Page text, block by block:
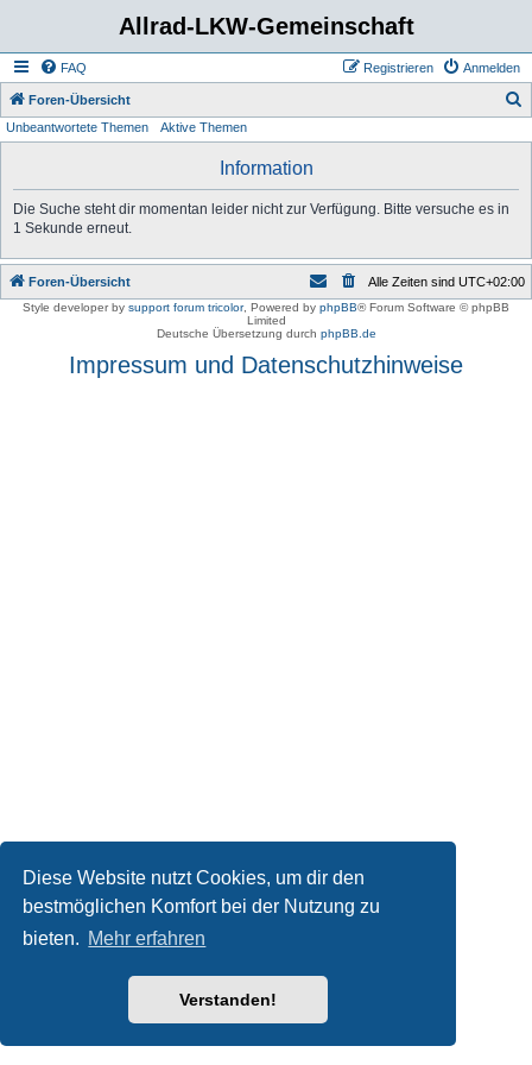
Diese Website nutzt Cookies, um dir den
bestmöglichen Komfort bei der Nutzung zu
bieten. Mehr erfahren
Verstanden!
Allrad-LKW-Gemeinschaft
FAQ Anmelden
Registrieren
Foren-Übersicht
Unbeantwortete Themen Aktive Themen
Information
Die Suche steht dir momentan leider nicht zur Verfügung. Bitte versuche es in
1 Sekunde erneut.
Foren-Übersicht Alle Zeiten sind UTC+02:00
Style developer by support forum tricolor, Powered by phpBB® Forum Software © phpBB
Limited
Deutsche Übersetzung durch phpBB.de
Impressum und Datenschutzhinweise